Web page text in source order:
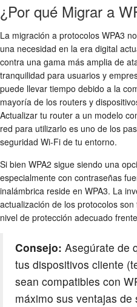
¿Por qué Migrar a
La migración a protocolos WPA3
una necesidad en la era digital
contra una gama más amplia de
tranquilidad para usuarios y
puede llevar tiempo debido a la
mayoría de los routers y
Actualizar tu router a un modelo
red para utilizarlo es uno de los
seguridad Wi-Fi de tu entorno.
Si bien WPA2 sigue siendo una
especialmente con contraseñas
inalámbrica reside en WPA3. La
actualización de los protocolos
nivel de protección adecuado
Consejo: Asegúrate de
tus dispositivos cliente
sean compatibles con
máximo sus ventajas de